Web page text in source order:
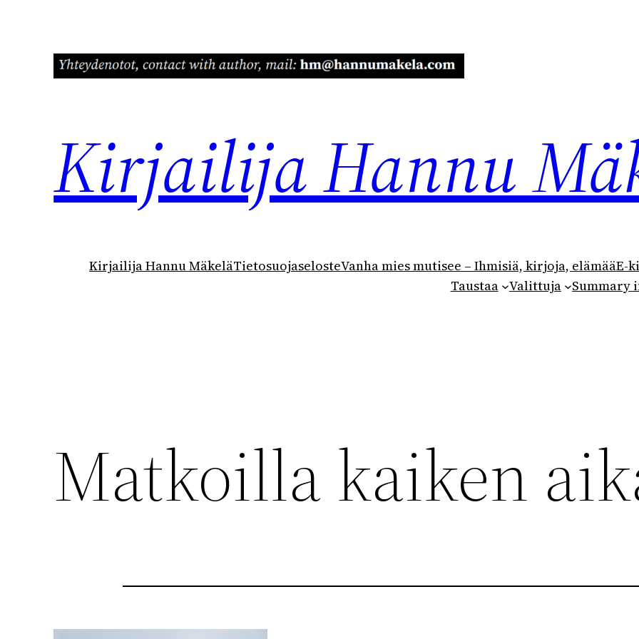
Kirjailija Hannu
Kirjailija Hannu MäkeläTietosuojaselosteVanha mies mutisee – Ihmisiä, kirjoja, elämääE-
Taustaa
Valittuja Summary
Matkoilla kaiken